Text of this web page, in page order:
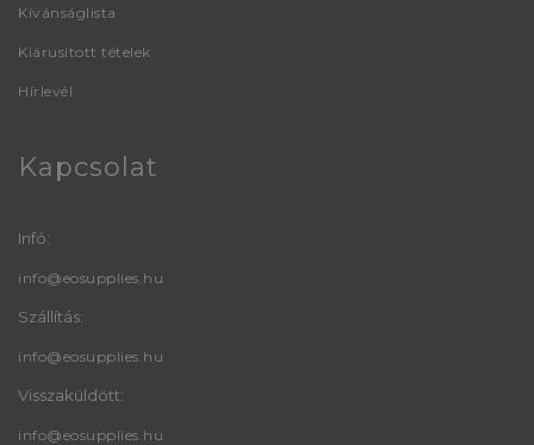
Kívánságlista
Kiárusított tételek
Hírlevél
Kapcsolat
Infó:
info@eosupplies.hu
Szállítás:
info@eosupplies.hu
Visszaküldött:
info@eosupplies.hu